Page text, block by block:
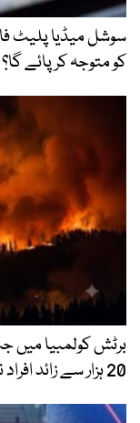
سوشل میڈیا پلیٹ
کو متوجہ کر پائے گا؟
برٹش کولمبیا میں
20 ہزار سے زائد افراد نقل مکانی پر مجبور